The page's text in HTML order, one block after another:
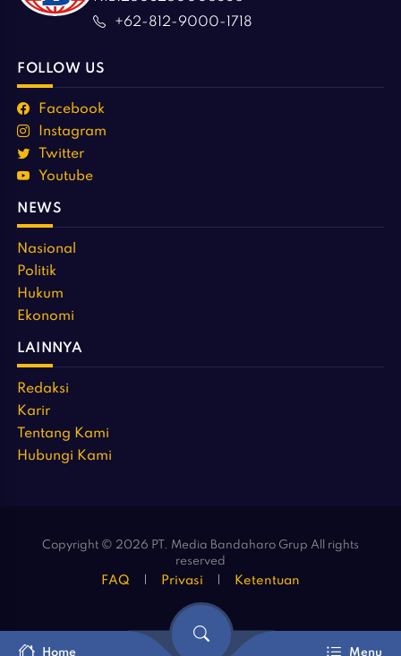
+62-812-9000-1718
FOLLOW US
Facebook
Instagram
Twitter
Youtube
NEWS
Nasional
Politik
Hukum
Ekonomi
LAINNYA
Redaksi
Karir
Tentang Kami
Hubungi Kami
Copyright © 2026 PT. Media Bandaharo Grup All rights
reserved
FAQ Privasi Ketentuan
Home Menu